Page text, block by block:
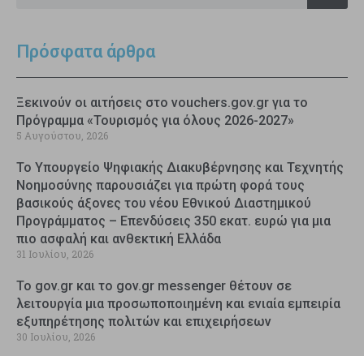
Πρόσφατα άρθρα
Ξεκινούν οι αιτήσεις στο vouchers.gov.gr για το
Πρόγραμμα «Τουρισμός για όλους 2026-2027»
5 Αυγούστου, 2026
Το Υπουργείο Ψηφιακής Διακυβέρνησης και Τεχνητής
Νοημοσύνης παρουσιάζει για πρώτη φορά τους
βασικούς άξονες του νέου Εθνικού Διαστημικού
Προγράμματος – Επενδύσεις 350 εκατ. ευρώ για μια
πιο ασφαλή και ανθεκτική Ελλάδα
31 Ιουλίου, 2026
Το gov.gr και το gov.gr messenger θέτουν σε
λειτουργία μια προσωποποιημένη και ενιαία εμπειρία
εξυπηρέτησης πολιτών και επιχειρήσεων
30 Ιουλίου, 2026